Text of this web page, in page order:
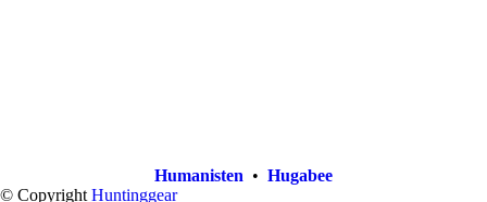
Humanisten • Hugabee
© Copyright Huntinggear